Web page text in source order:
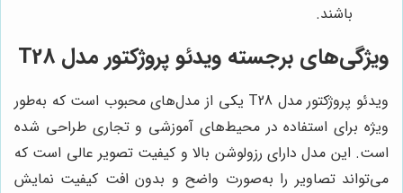
باشند.
ویژگی‌های برجسته ویدئو پروژکتور مدل T28
ویدئو پروژکتور مدل T28 یکی از مدل‌های محبوب است که به‌طور
ویژه برای استفاده در محیط‌های آموزشی و تجاری طراحی شده
است. این مدل دارای رزولوشن بالا و کیفیت تصویر عالی است که
می‌تواند تصاویر را به‌صورت واضح و بدون افت کیفیت نمایش